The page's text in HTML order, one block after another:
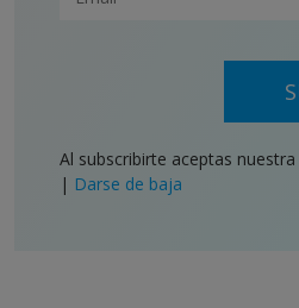
Al subscribirte aceptas nuestra
| Darse de baja